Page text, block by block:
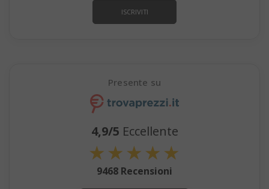
ISCRIVITI
Presente su
4,9/5 Eccellente
★★★★★
9468 Recensioni
mage-cache-storage